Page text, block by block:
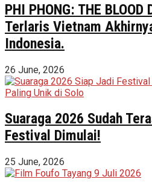
PHI PHONG: THE
Terlaris Vietnam
Indonesia.
26 June, 2026
Suaraga 2026 Sudah
Festival Dimulai!
25 June, 2026